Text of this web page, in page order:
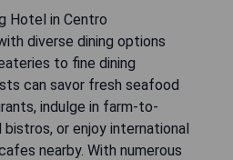
Hotel in Centro
diverse dining options
to fine dining
can savor fresh seafood
indulge in farm-to-
or enjoy international
nearby. With numerous